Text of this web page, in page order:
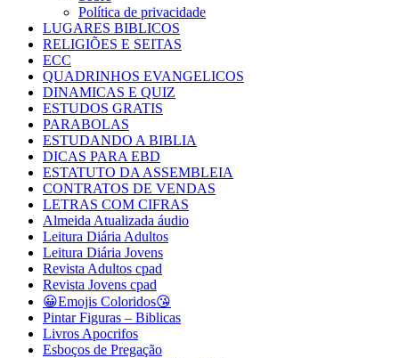
Política de privacidade
LUGARES BIBLICOS
RELIGIÕES E SEITAS
ECC
QUADRINHOS EVANGELICOS
DINAMICAS E QUIZ
ESTUDOS GRATIS
PARABOLAS
ESTUDANDO A BIBLIA
DICAS PARA EBD
ESTATUTO DA ASSEMBLEIA
CONTRATOS DE VENDAS
LETRAS COM CIFRAS
Almeida Atualizada áudio
Leitura Diária Adultos
Leitura Diária Jovens
Revista Adultos cpad
Revista Jovens cpad
😀Emojis Coloridos😘
Pintar Figuras – Biblicas
Livros Apocrifos
Esboços de Pregação